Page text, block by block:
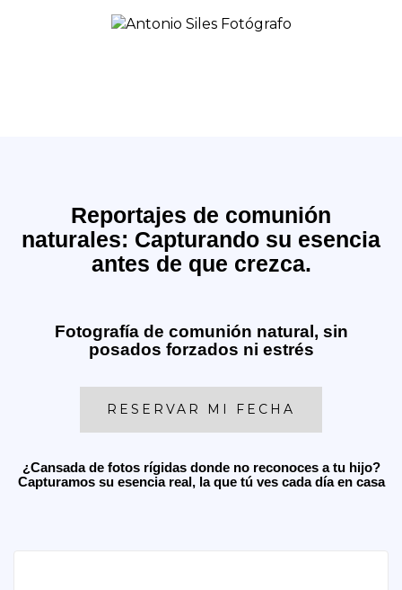
Reportajes de comunión
naturales: Capturando su esencia
antes de que crezca.
Fotografía de comunión natural, sin
posados forzados ni estrés
RESERVAR MI FECHA
¿Cansada de fotos rígidas donde no reconoces a tu hijo?
Capturamos su esencia real, la que tú ves cada día en casa